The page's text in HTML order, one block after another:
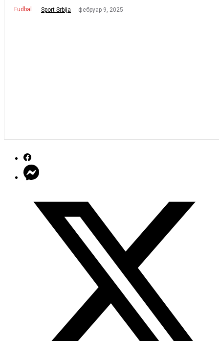
Fudbal Sport Srbija фебруар 9, 2025